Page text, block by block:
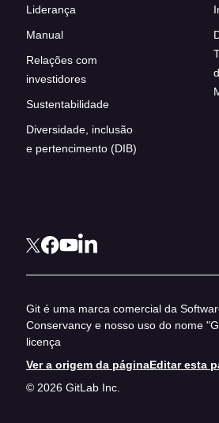
Liderança
Manual
Relações com
investidores
Sustentabilidade
Diversidade, inclusão
e pertencimento (DIB)
Git é uma marca comercial da
Conservancy e nosso uso do nome
licença
Ver a origem da páginaEditar esta
© 2026 GitLab Inc.